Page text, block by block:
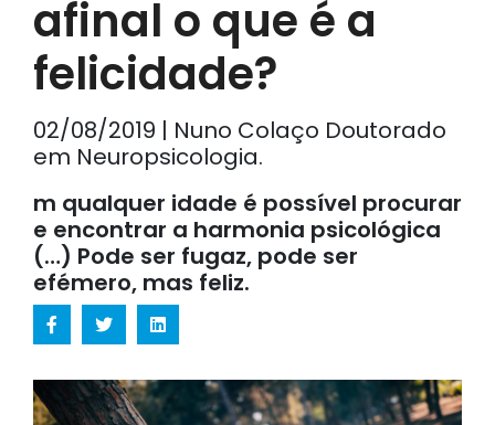
afinal o que é a
felicidade?
02/08/2019 | Nuno Colaço Doutorado
em Neuropsicologia.
m qualquer idade é possível procurar
e encontrar a harmonia psicológica
(…) Pode ser fugaz, pode ser
efémero, mas feliz.